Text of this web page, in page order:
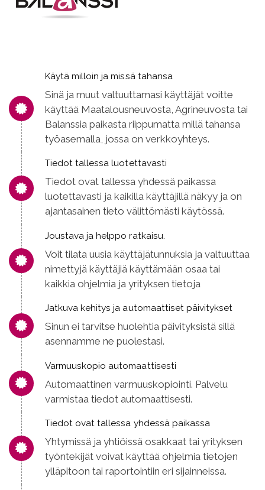
Käytä milloin ja missä tahansa
Sinä ja muut valtuuttamasi käyttäjät voitte
käyttää Maatalousneuvosta, Agrineuvosta tai
Balanssia paikasta riippumatta millä tahansa
työasemalla, jossa on verkkoyhteys.
Tiedot tallessa luotettavasti
Tiedot ovat tallessa yhdessä paikassa
luotettavasti ja kaikilla käyttäjillä näkyy ja on
ajantasainen tieto välittömästi käytössä.
Joustava ja helppo ratkaisu.
Voit tilata uusia käyttäjätunnuksia ja valtuuttaa
nimettyjä käyttäjiä käyttämään osaa tai
kaikkia ohjelmia ja yrityksen tietoja
Jatkuva kehitys ja automaattiset päivitykset
Sinun ei tarvitse huolehtia päivityksistä sillä
asennamme ne puolestasi.
Varmuuskopio automaattisesti
Automaattinen varmuuskopiointi. Palvelu
varmistaa tiedot automaattisesti.
Tiedot ovat tallessa yhdessä paikassa
Yhtymissä ja yhtiöissä osakkaat tai yrityksen
työntekijät voivat käyttää ohjelmia tietojen
ylläpitoon tai raportointiin eri sijainneissa.